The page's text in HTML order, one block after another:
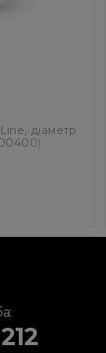
діаметр